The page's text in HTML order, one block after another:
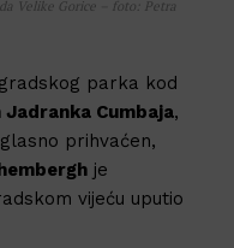
Velike Gorice – foto: Petra
parka kod
Jadranka Cumbaja,
prihvaćen,
je
vijeću uputio